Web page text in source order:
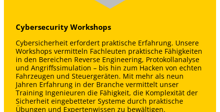
Cybersecurity Workshops
Cybersicherheit erfordert praktische Erfahrung. Unsere
Workshops vermitteln Fachleuten praktische Fähigkeiten
in den Bereichen Reverse Engineering, Protokollanalyse
und Angriffssimulation – bis hin zum Hacken von echten
Fahrzeugen und Steuergeräten. Mit mehr als neun
Jahren Erfahrung in der Branche vermittelt unser
Training Ingenieuren die Fähigkeit, die Komplexität der
Sicherheit eingebetteter Systeme durch praktische
Übungen und Expertenwissen zu bewältigen.